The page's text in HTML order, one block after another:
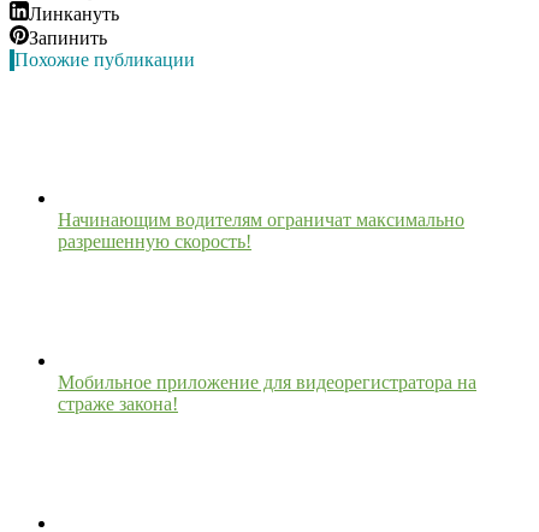
Линкануть
Запинить
Похожие публикации
Начинающим водителям ограничат максимально
разрешенную скорость!
Мобильное приложение для видеорегистратора на
страже закона!